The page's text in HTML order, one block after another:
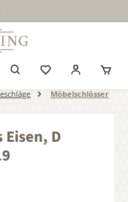
Möbelschlösser
D